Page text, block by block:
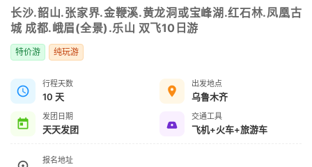
长沙.韶山.张家界.金鞭溪.黄龙洞或宝峰湖.红石林.凤凰古
城 成都.峨眉(全景).乐山 双飞10日游
特价游 纯玩游
行程天数
10 天
出发地点
乌鲁木齐
发团日期
天天发团
交通工具
飞机+火车+旅游车
报名地址